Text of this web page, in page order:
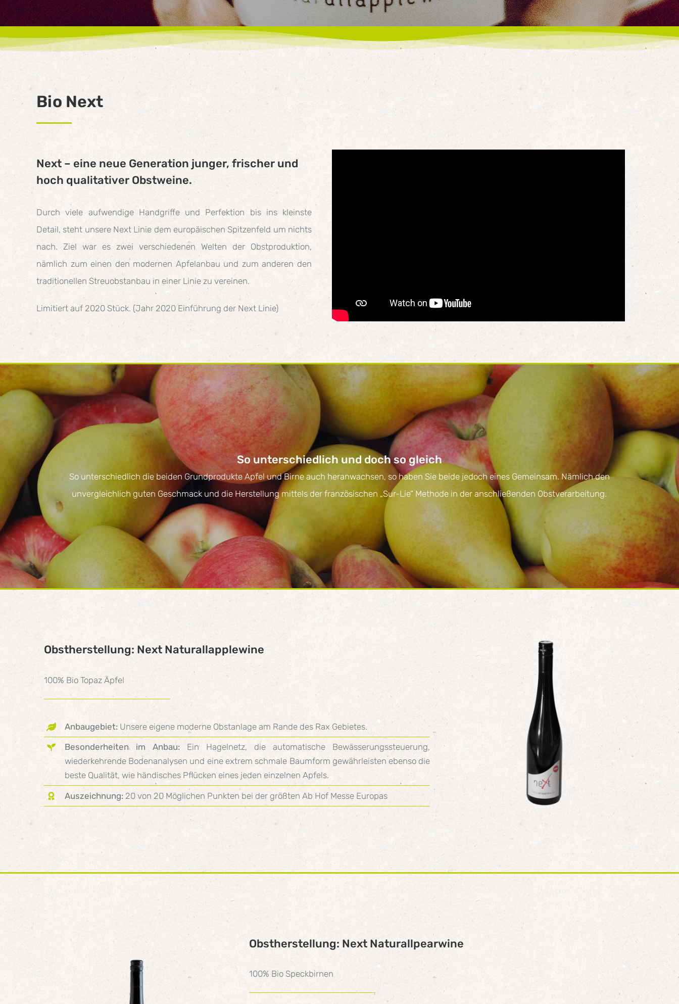
Bio Next
Next – eine neue Generation junger, frischer und
hoch qualitativer Obstweine.
Durch viele aufwendige Handgriffe und Perfektion bis ins kleinste
Detail, steht unsere Next Linie dem europäischen Spitzenfeld um nichts
nach. Ziel war es zwei verschiedenen Welten der Obstproduktion,
nämlich zum einen den modernen Apfelanbau und zum anderen den
traditionellen Streuobstanbau in einer Linie zu vereinen.
Limitiert auf 2020 Stück. (Jahr 2020 Einführung der Next Linie)
So unterschiedlich und doch so gleich
So unterschiedlich die beiden Grundprodukte Apfel und Birne auch heranwachsen, so haben Sie beide jedoch eines Gemeinsam. Nämlich den
unvergleichlich guten Geschmack und die Herstellung mittels der französischen „Sur-Lie“ Methode in der anschließenden Obstverarbeitung.
Obstherstellung: Next Naturallapplewine
100% Bio Topaz Äpfel
Anbaugebiet:Unsere eigene moderne Obstanlage am Rande des Rax Gebietes.
Besonderheiten im Anbau:Ein Hagelnetz, die automatische Bewässerungssteuerung,
wiederkehrende Bodenanalysen und eine extrem schmale Baumform gewährleisten ebenso die
beste Qualität, wie händisches Pflücken eines jeden einzelnen Apfels.
Auszeichnung:20 von 20 Möglichen Punkten bei der größten Ab Hof Messe Europas
Obstherstellung: Next Naturallpearwine
100% Bio Speckbirnen